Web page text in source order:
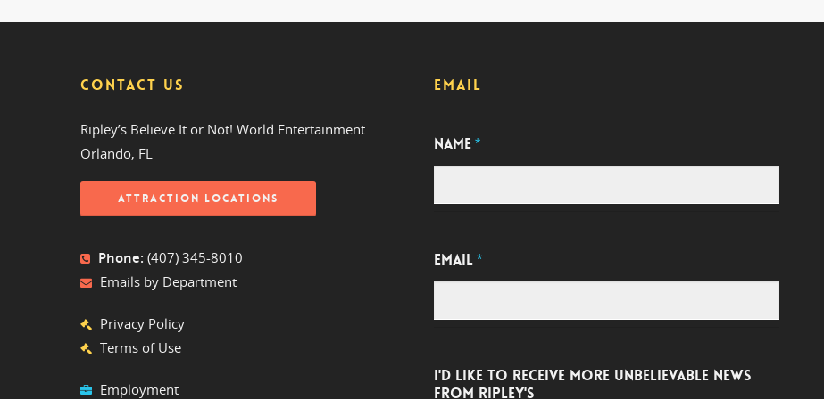
CONTACT US
Ripley’s Believe It or Not! World Entertainment
Orlando, FL
ATTRACTION LOCATIONS
Phone: (407) 345-8010
Emails by Department
Privacy Policy
Terms of Use
Employment
EMAIL
NAME *
EMAIL *
I'D LIKE TO RECEIVE MORE UNBELIEVABLE NEWS
FROM RIPLEY'S